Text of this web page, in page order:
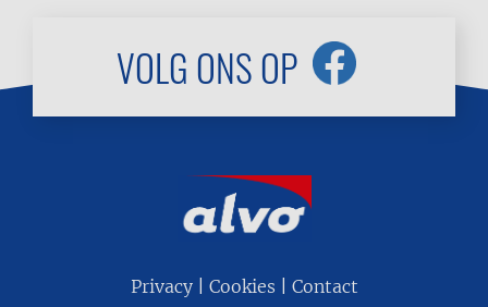
VOLG ONS OP
Privacy Cookies Contact